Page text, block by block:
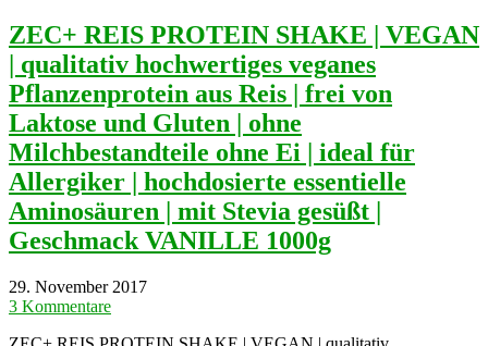
ZEC+ REIS PROTEIN SHAKE | VEGAN
| qualitativ hochwertiges veganes
Pflanzenprotein aus Reis | frei von
Laktose und Gluten | ohne
Milchbestandteile ohne Ei | ideal für
Allergiker | hochdosierte essentielle
Aminosäuren | mit Stevia gesüßt |
Geschmack VANILLE 1000g
29. November 2017
3 Kommentare